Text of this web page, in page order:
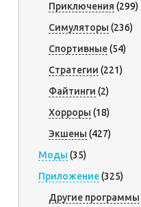
Приключения (299)
Симуляторы (236)
Спортивные(54)
Стратегии (221)
Файтинги (2)
Хорроры (18)
Экшены (427)
Моды (35)
Приложение(325)
Другие программы